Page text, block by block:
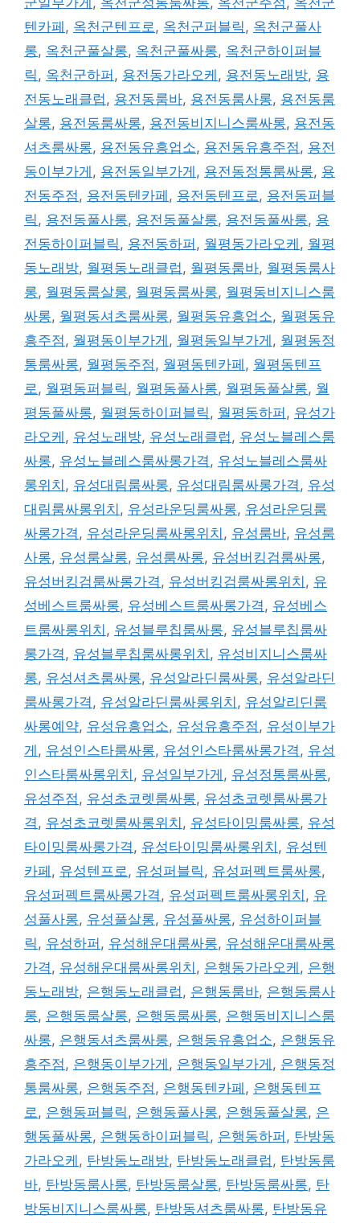
텐카페 , 옥천군텐프로 , 옥천군퍼블릭 , 옥천군풀사
롱, 옥천군풀살롱, 옥천군풀싸롱, 옥천군하이퍼블
릭 , 옥천군하퍼 , 용전동가라오케 , 용전동노래방, 용
전동노래클럽 , 용전동룸바, 용전동룸사롱, 용전동룸
살롱, 용전동룸싸롱, 용전동비지니스룸싸롱, 용전동
셔츠룸싸롱, 용전동유흥업소, 용전동유흥주점 , 용전
동이부가게 , 용전동일부가게 , 용전동정통룸싸롱, 용
전동주점 , 용전동텐카페 , 용전동텐프로 , 용전동퍼블
릭 , 용전동풀사롱, 용전동풀살롱, 용전동풀싸롱, 용
전동하이퍼블릭 , 용전동하퍼 , 월평동가라오케 , 월평
동노래방, 월평동노래클럽 , 월평동룸바, 월평동룸사
롱, 월평동룸살롱, 월평동룸싸롱, 월평동비지니스룸
싸롱, 월평동셔츠룸싸롱, 월평동유흥업소, 월평동유
흥주점 , 월평동이부가게 , 월평동일부가게 , 월평동정
통룸싸롱, 월평동주점 , 월평동텐카페 , 월평동텐프
로 , 월평동퍼블릭 , 월평동풀사롱, 월평동풀살롱, 월
평동풀싸롱, 월평동하이퍼블릭 , 월평동하퍼 , 유성가
라오케 , 유성노래방, 유성노래클럽 , 유성노블레스룸
싸롱, 유성노블레스룸싸롱가격 , 유성노블레스룸싸
롱위치 , 유성대림룸싸롱, 유성대림룸싸롱가격 , 유성
대림룸싸롱위치 , 유성라운딩룸싸롱, 유성라운딩룸
싸롱가격 , 유성라운딩룸싸롱위치 , 유성룸바, 유성룸
사롱, 유성룸살롱, 유성룸싸롱, 유성버킹검룸싸롱,
유성버킹검룸싸롱가격 , 유성버킹검룸싸롱위치 , 유
성베스트룸싸롱, 유성베스트룸싸롱가격 , 유성베스
트룸싸롱위치 , 유성블루칩룸싸롱, 유성블루칩룸싸
롱가격 , 유성블루칩룸싸롱위치 , 유성비지니스룸싸
롱, 유성셔츠룸싸롱, 유성알라딘룸싸롱, 유성알라딘
룸싸롱가격 , 유성알라딘룸싸롱위치 , 유성알리딘룸
싸롱예약, 유성유흥업소, 유성유흥주점 , 유성이부가
게 , 유성인스타룸싸롱, 유성인스타룸싸롱가격 , 유성
인스타룸싸롱위치 , 유성일부가게 , 유성정통룸싸롱,
유성주점 , 유성초코렛룸싸롱, 유성초코렛룸싸롱가
격 , 유성초코렛룸싸롱위치 , 유성타이밍룸싸롱, 유성
타이밍룸싸롱가격 , 유성타이밍룸싸롱위치 , 유성텐
카페 , 유성텐프로 , 유성퍼블릭 , 유성퍼펙트룸싸롱,
유성퍼펙트룸싸롱가격 , 유성퍼펙트룸싸롱위치 , 유
성풀사롱, 유성풀살롱, 유성풀싸롱, 유성하이퍼블
릭 , 유성하퍼 , 유성해운대룸싸롱, 유성해운대룸싸롱
가격 , 유성해운대룸싸롱위치 , 은행동가라오케 , 은행
동노래방, 은행동노래클럽 , 은행동룸바, 은행동룸사
롱, 은행동룸살롱, 은행동룸싸롱, 은행동비지니스룸
싸롱, 은행동셔츠룸싸롱, 은행동유흥업소, 은행동유
흥주점 , 은행동이부가게 , 은행동일부가게 , 은행동정
통룸싸롱, 은행동주점 , 은행동텐카페 , 은행동텐프
로 , 은행동퍼블릭 , 은행동풀사롱, 은행동풀살롱, 은
행동풀싸롱, 은행동하이퍼블릭 , 은행동하퍼 , 탄방동
가라오케 , 탄방동노래방, 탄방동노래클럽 , 탄방동룸
바, 탄방동룸사롱, 탄방동룸살롱, 탄방동룸싸롱, 탄
방동비지니스룸싸롱, 탄방동셔츠룸싸롱, 탄방동유